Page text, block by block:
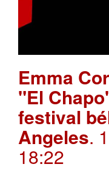
Emma
"El
festival
Angeles.
18:22